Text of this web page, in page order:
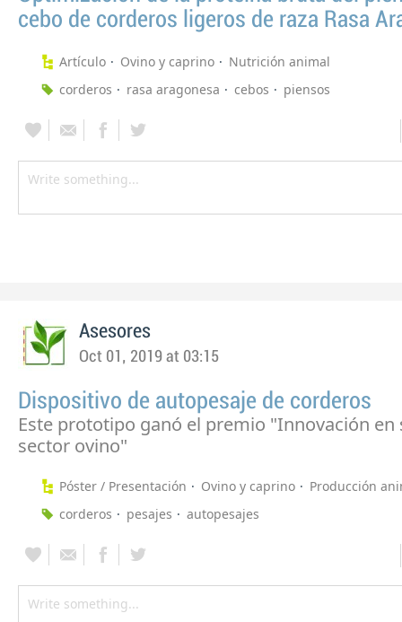
cebo de corderos ligeros de raza Rasa
Artículo Ovino y caprino
Nutrición animal
corderos
rasa aragonesa cebos piensos
Asesores
Oct 01, 2019 at 03:15
Dispositivo de autopesaje de corderos
Este prototipo ganó el premio "Innovación en
sector ovino"
Póster / Presentación Ovino y caprino
Producción
corderos
pesajes autopesajes